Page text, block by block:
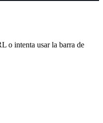
o intenta usar la barra de